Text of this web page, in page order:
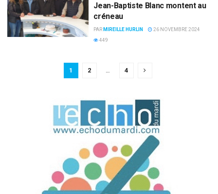
Jean-Baptiste Blanc montent au
créneau
PAR MIREILLE HURLIN
26 NOVEMBRE 2024
449
1 2 4